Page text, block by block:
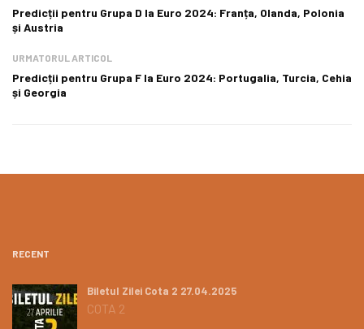
Predicții pentru Grupa D la Euro 2024: Franța, Olanda, Polonia
și Austria
URMATORUL ARTICOL
Predicții pentru Grupa F la Euro 2024: Portugalia, Turcia, Cehia
și Georgia
RECENT
Biletul Zilei Cota 2 27.04.2025
COTA 2